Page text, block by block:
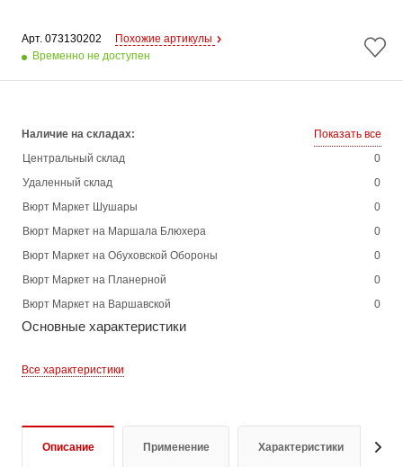
Арт. 073130202
Похожие артикулы
Временно не доступен
Наличие на складах:
Показать все
Центральный склад
0
Удаленный склад
0
Вюрт Маркет Шушары
0
Вюрт Маркет на Маршала Блюхера
0
Вюрт Маркет на Обуховской Обороны
0
Вюрт Маркет на Планерной
0
Вюрт Маркет на Варшавской
0
Основные характеристики
Все характеристики
Описание Применение Характеристики